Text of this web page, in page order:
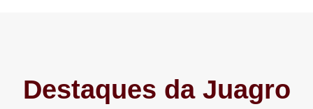
Destaques da Juagro